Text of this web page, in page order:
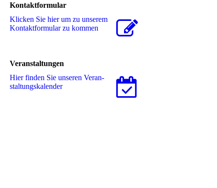
Kontaktformular
Klicken Sie hier um zu unserem
Kon­takt­for­mu­lar zu kommen
Veranstaltungen
Hier finden Sie unseren Ver­an­
stal­tungs­ka­len­der